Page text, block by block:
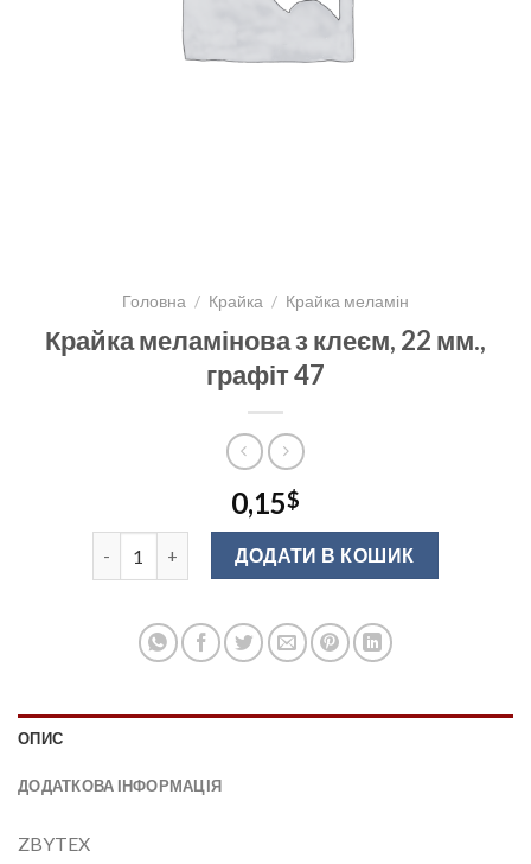
Головна / Крайка / Крайка меламін
Крайка меламінова з клеєм, 22 мм.,
графіт 47
0,15$
Крайка меламінова з клеєм, 22 мм., графіт 47
ДОДАТИ В КОШИК
ОПИС
ДОДАТКОВА ІНФОРМАЦІЯ
ZBYTEX